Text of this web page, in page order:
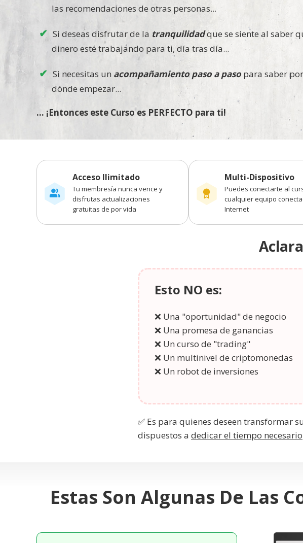
las recomendaciones de otras personas...
Si deseas disfrutar de la tranquilidadque se siente al saber
dinero esté trabajando para ti, día tras día...
Si necesitas un acompañamiento paso a paso para saber por
dónde empezar...
... ¡Entonces este Curso es PERFECTO para ti!
Acceso Ilimitado
Tu membresía nunca vence y
disfrutas actualizaciones
gratuitas de por vida
Multi-Dispositivo
Puedes conectarte al
cualquier equipo
Internet
Esto NO es:
❌ Una "oportunidad" de negocio
❌ Una promesa de ganancias
❌ Un curso de "trading"
❌ Un multinivel de criptomonedas
❌ Un robot de inversiones
✅ Es para quienes deseen transformar
dispuestos a dedicar el tiempo necesario
Estas Son Algunas De Las